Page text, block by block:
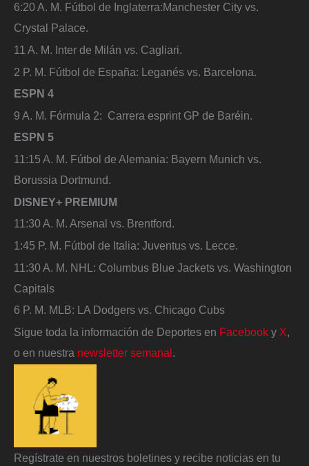
6:20 A. M. Fútbol de Inglaterra:Manchester City vs.
Crystal Palace.
11 A. M. Inter de Milán vs. Cagliari.
2 P. M. Fútbol de España: Leganés vs. Barcelona.
ESPN 4
9 A. M. Fórmula 2: Carrera esprint GP de Baréin.
ESPN 5
11:15 A. M. Fútbol de Alemania: Bayern Munich vs.
Borussia Dortmund.
DISNEY+ PREMIUM
11:30 A. M. Arsenal vs. Brentford.
1:45 P. M. Fútbol de Italia: Juventus vs. Lecce.
11:30 A. M. NHL: Columbus Blue Jackets vs. Washington
Capitals
6 P. M. MLB: LA Dodgers vs. Chicago Cubs
Sigue toda la información de Deportes en Facebook y X,
o en nuestra newsletter semanal.
Regístrate en nuestros boletines y recibe noticias en tu